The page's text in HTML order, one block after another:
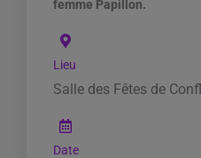
femme Papillon.
Lieu
Salle des Fêtes de
Date